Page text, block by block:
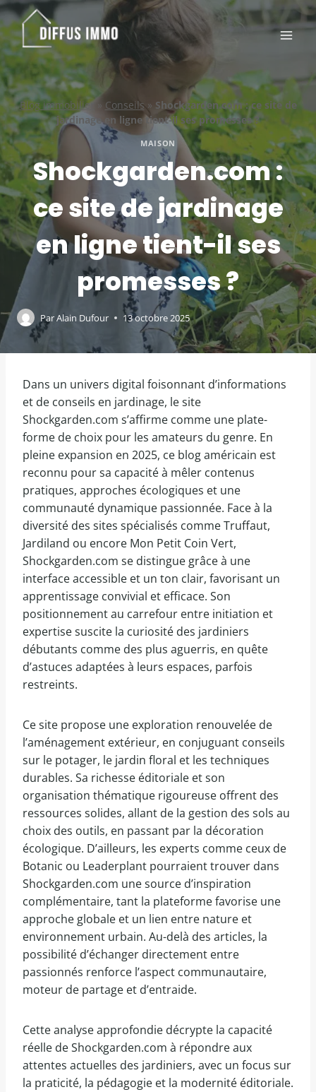
Aller
au
contenu
Blog immobilier » Conseils » Shockgarden.com : ce site de
jardinage en ligne tient-il ses promesses ?
MAISON
Shockgarden.com :
ce site de jardinage
en ligne tient-il ses
promesses ?
ParAlain Dufour 13 octobre 2025
Dans un univers digital foisonnant d’informations
et de conseils en jardinage, le site
Shockgarden.com s’affirme comme une plate-
forme de choix pour les amateurs du genre. En
pleine expansion en 2025, ce blog américain est
reconnu pour sa capacité à mêler contenus
pratiques, approches écologiques et une
communauté dynamique passionnée. Face à la
diversité des sites spécialisés comme Truffaut,
Jardiland ou encore Mon Petit Coin Vert,
Shockgarden.com se distingue grâce à une
interface accessible et un ton clair, favorisant un
apprentissage convivial et efficace. Son
positionnement au carrefour entre initiation et
expertise suscite la curiosité des jardiniers
débutants comme des plus aguerris, en quête
d’astuces adaptées à leurs espaces, parfois
restreints.
Ce site propose une exploration renouvelée de
l’aménagement extérieur, en conjuguant conseils
sur le potager, le jardin floral et les techniques
durables. Sa richesse éditoriale et son
organisation thématique rigoureuse offrent des
ressources solides, allant de la gestion des sols au
choix des outils, en passant par la décoration
écologique. D’ailleurs, les experts comme ceux de
Botanic ou Leaderplant pourraient trouver dans
Shockgarden.com une source d’inspiration
complémentaire, tant la plateforme favorise une
approche globale et un lien entre nature et
environnement urbain. Au-delà des articles, la
possibilité d’échanger directement entre
passionnés renforce l’aspect communautaire,
moteur de partage et d’entraide.
Cette analyse approfondie décrypte la capacité
réelle de Shockgarden.com à répondre aux
attentes actuelles des jardiniers, avec un focus sur
la praticité, la pédagogie et la modernité éditoriale.